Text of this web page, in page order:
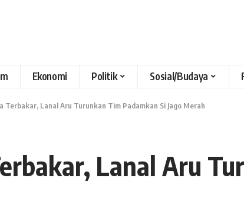
Ekonomi Politik Sosial/Budaya
Terbakar, Lanal Aru Turunkan Tim Padamkan Si Jago Merah
Lanal Aru